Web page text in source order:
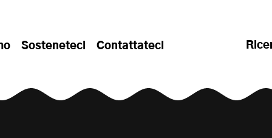
Sosteneteci Contattateci